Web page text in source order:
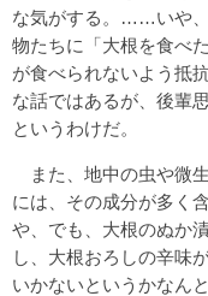
な気がする。……いや
物たちに「大根を食べ
が食べられないよう抵
な話ではあるが、後輩
というわけだ。
また、地中の虫や微
には、その成分が多く
や、でも、大根のぬか
し、大根おろしの辛味
いかないというかなん